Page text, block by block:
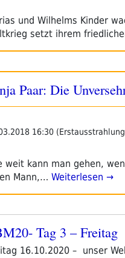
und Wilhelms Kinder
setzt ihrem
Paar: Die
16:30
weit kann man gehen,
Mann,… Weiterlesen →
Tag 3 – Freitag
16.10.2020 – unser